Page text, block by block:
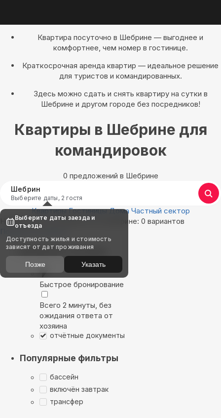
Квартира посуточно в Шебрине — выгоднее и
комфортнее, чем номер в гостинице.
Краткосрочная аренда квартир — идеальное решение
для туристов и командированных.
Здесь можно сдать и снять квартиру на сутки в
Шебрине и другом городе без посредников!
Квартиры в Шебрине для
командировок
0 предложений в Шебрине
Шебрин
Выберите даты, 2 гостя
Квартиры Гостиницы Дома Частный сектор
Найдём, где остановиться в Шебрине: 0 вариантов
Показать на карте
Выбирайте лучшее
Быстрое бронирование
Всего 2 минуты, без
ожидания ответа от
хозяина
отчётные документы
Популярные фильтры
бассейн
включён завтрак
трансфер
Выберите даты заезда и
отъезда
Доступность жилья и стоимость
зависят от дат проживания
Позже Указать